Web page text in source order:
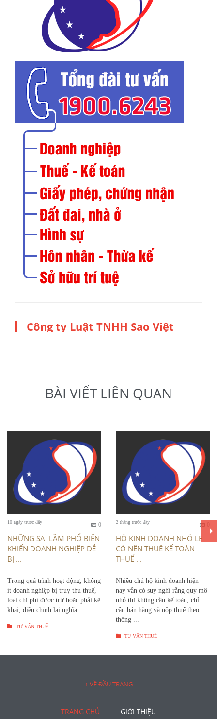
Công ty Luật TNHH Sao Việt
BÀI VIẾT LIÊN QUAN
10 ngày trước đây
 0Bình
NHỮNG SAI LẦM PHỔ BIẾN
KHIẾN DOANH NGHIỆP DỄ
BỊ ...
Trong quá trình hoạt động, không
ít doanh nghiệp bị truy thu thuế,
loại chi phí được trừ hoặc phải kê
khai, điều chỉnh lại nghĩa ...
 TƯ VẤN THUẾ
2 tháng trước đây

HỘ KINH DOANH NHỎ LẺ
CÓ NÊN THUÊ KẾ TOÁN
THUẾ ...
Nhiều chủ hộ kinh doanh hiện
nay vẫn có suy nghĩ rằng quy mô
nhỏ thì không cần kế toán, chỉ
cần bán hàng và nộp thuế theo
thông ...
 TƯ VẤN THUẾ
– ↑ VỀ ĐẦU TRANG –
TRANG CHỦ
GIỚI THIỆU